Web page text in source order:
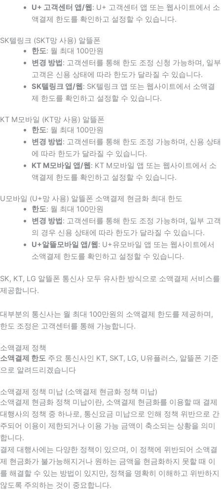
U+ 고객센터 앱/웹 : U+ 고객센터 앱 또는 웹사이트에서 소
액결제 한도를 확인하고 설정할 수 있습니다.
SK텔링크 (SKT망 사용) 알뜰폰
한도: 월 최대 100만원
변경 방법 : 고객센터를 통해 한도 조정 신청 가능하며, 일부
고객은 신용 상태에 따라 한도가 달라질 수 있습니다.
SK텔링크 앱/웹 : SK텔링크 앱 또는 웹사이트에서 소액결
제 한도를 확인하고 설정할 수 있습니다.
KT M모바일 (KT망 사용) 알뜰폰
한도: 월 최대 100만원
변경 방법 : 고객센터를 통해 한도 조정 가능하며, 신용 상태
에 따라 한도가 달라질 수 있습니다.
KT M모바일 앱/웹 : KT M모바일 앱 또는 웹사이트에서 소
액결제 한도를 확인하고 설정할 수 있습니다.
U모바일 (U+망 사용) 알뜰폰 소액결제 현금화 최대 한도
한도: 월 최대 100만원
변경 방법 : 고객센터를 통해 한도 조정 가능하며, 일부 고객
의 경우 신용 상태에 따라 한도가 달라질 수 있습니다.
U+알뜰모바일 앱/웹 : U+유모바일 앱 또는 웹사이트에서
소액결제 한도를 확인하고 설정할 수 있습니다.
SK, KT, LG 알뜰폰 통신사 모두 유사한 방식으로 소액결제 서비스를
제공합니다.
대부분의 통신사는 월 최대 100만원의 소액결제 한도를 제공하며,
한도 조정은 고객센터를 통해 가능합니다.
소액결제 정책
소액결제 한도 주요 통신사인 KT, SKT, LG, U유플러스, 알뜰폰 기준
으로 알려드리겠습니다
소액결제 정책 미납 (소액결제 현금화 정책 미납)
소액결제 현금화 정책 미납이란, 소액결제 현금화를 이용할 때 결제
대행사의 정책 중 하나로, 통신요금 미납으로 인해 정책 위반으로 간
주되어 이용이 제한되거나 이용 가능 금액이 축소되는 상황을 의미
합니다.
결제 대행사에는 다양한 정책이 있으며, 이 정책에 위반되어 소액결
제 현금화가 불가능해지거나 원하는 금액을 현금화하지 못할 때 이
를 해결할 수 있는 방법이 있지만, 정책을 명확히 이해하고 위반하지
않도록 주의하는 것이 중요합니다.